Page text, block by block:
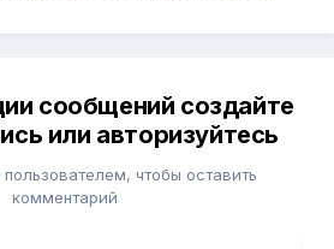
сообщений создайте
или авторизуйтесь
чтобы оставить
комментарий